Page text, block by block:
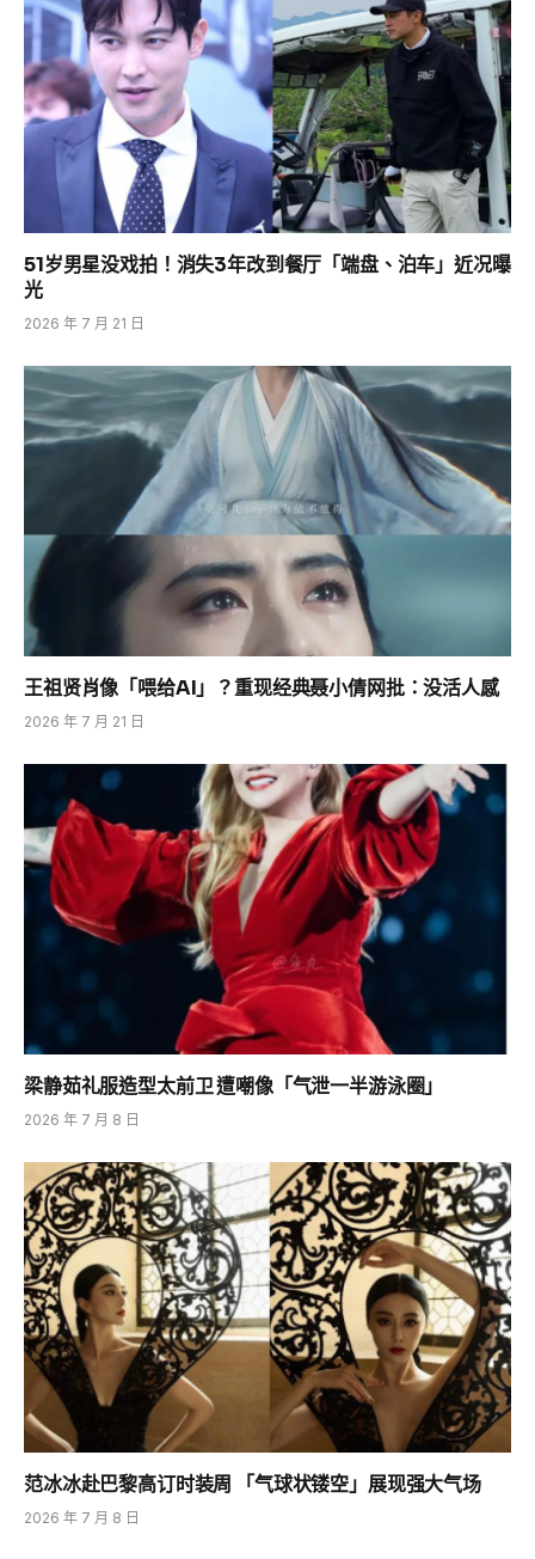
51岁男星没戏拍！消失3年改到餐厅「端盘、泊车」近况曝
光
2026 年 7 月 21 日
王祖贤肖像「喂给AI」？重现经典聂小倩网批：没活人感
2026 年 7 月 21 日
梁静茹礼服造型太前卫 遭嘲像「气泄一半游泳圈」
2026 年 7 月 8 日
范冰冰赴巴黎高订时装周 「气球状镂空」展现强大气场
2026 年 7 月 8 日